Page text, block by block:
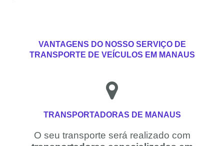
VANTAGENS DO NOSSO SERVIÇO DE
TRANSPORTE DE VEÍCULOS EM MANAUS
TRANSPORTADORAS DE MANAUS
O seu transporte será realizado com